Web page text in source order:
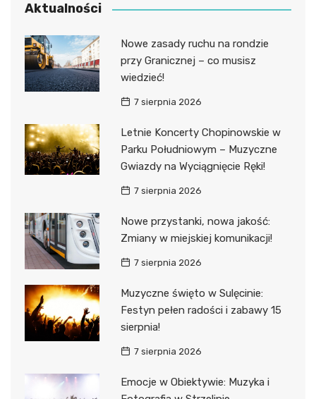
Aktualności
Nowe zasady ruchu na rondzie
przy Granicznej – co musisz
wiedzieć!
7 sierpnia 2026
Letnie Koncerty Chopinowskie w
Parku Południowym – Muzyczne
Gwiazdy na Wyciągnięcie Ręki!
7 sierpnia 2026
Nowe przystanki, nowa jakość:
Zmiany w miejskiej komunikacji!
7 sierpnia 2026
Muzyczne święto w Sulęcinie:
Festyn pełen radości i zabawy 15
sierpnia!
7 sierpnia 2026
Emocje w Obiektywie: Muzyka i